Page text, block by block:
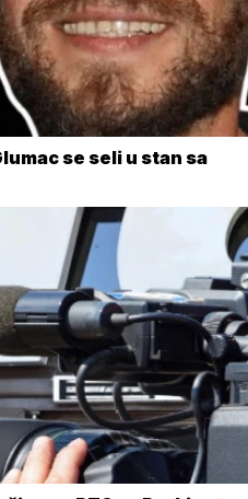
se seli u stan sa